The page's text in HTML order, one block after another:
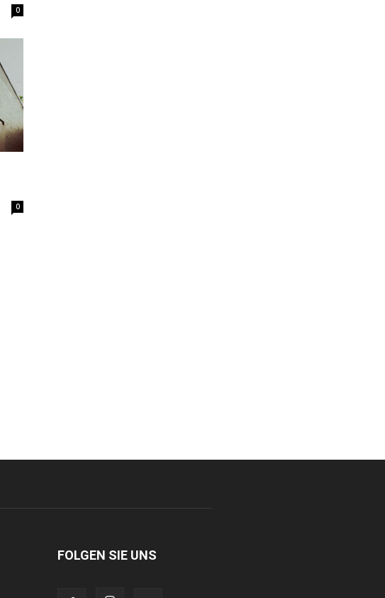
0
0
FOLGEN SIE UNS